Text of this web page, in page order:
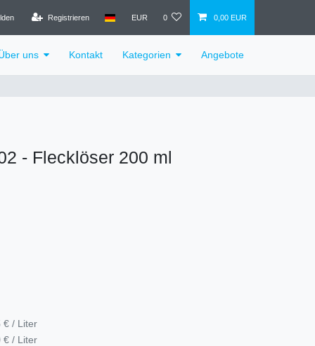
Registrieren EUR 0 0,00 EUR
uns Kontakt Kategorien Angebote
- Flecklöser 200 ml
€ / Liter
€ / Liter